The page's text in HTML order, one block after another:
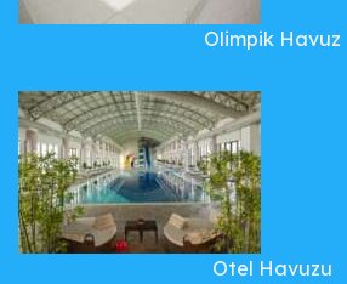
Olimpik Havuz
Otel Havuzu